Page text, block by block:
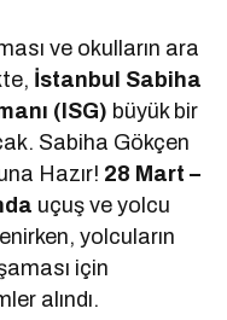
ve okulların ara
İstanbul Sabiha
(ISG) büyük bir
Sabiha Gökçen
Hazır! 28 Mart –
uçuş ve yolcu
yolcuların
için
alındı.